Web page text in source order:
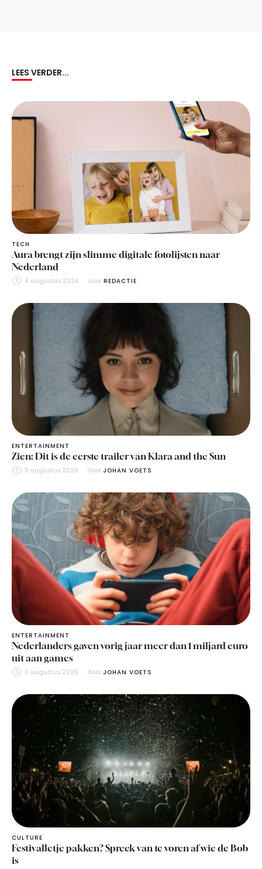
LEES VERDER...
TECH
Aura brengt zijn slimme digitale fotolijsten naar
Nederland
4 augustus 2026 door REDACTIE
ENTERTAINMENT
Zien: Dit is de eerste trailer van Klara and the Sun
3 augustus 2026 door JOHAN VOETS
ENTERTAINMENT
Nederlanders gaven vorig jaar meer dan 1 miljard euro
uit aan games
3 augustus 2026 door JOHAN VOETS
CULTURE
Festivalletje pakken? Spreek van te voren af wie de Bob
is